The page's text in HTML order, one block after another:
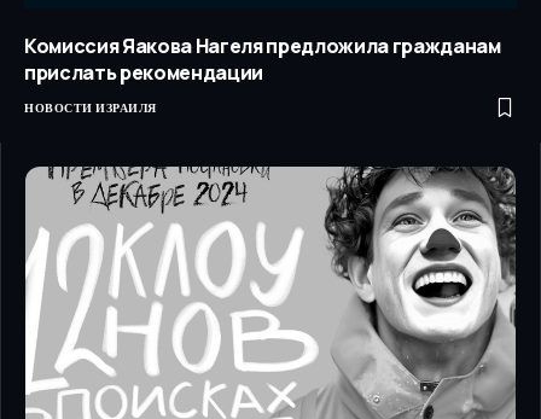
Комиссия Яакова Нагеля предложила гражданам
прислать рекомендации
НОВОСТИ ИЗРАИЛЯ